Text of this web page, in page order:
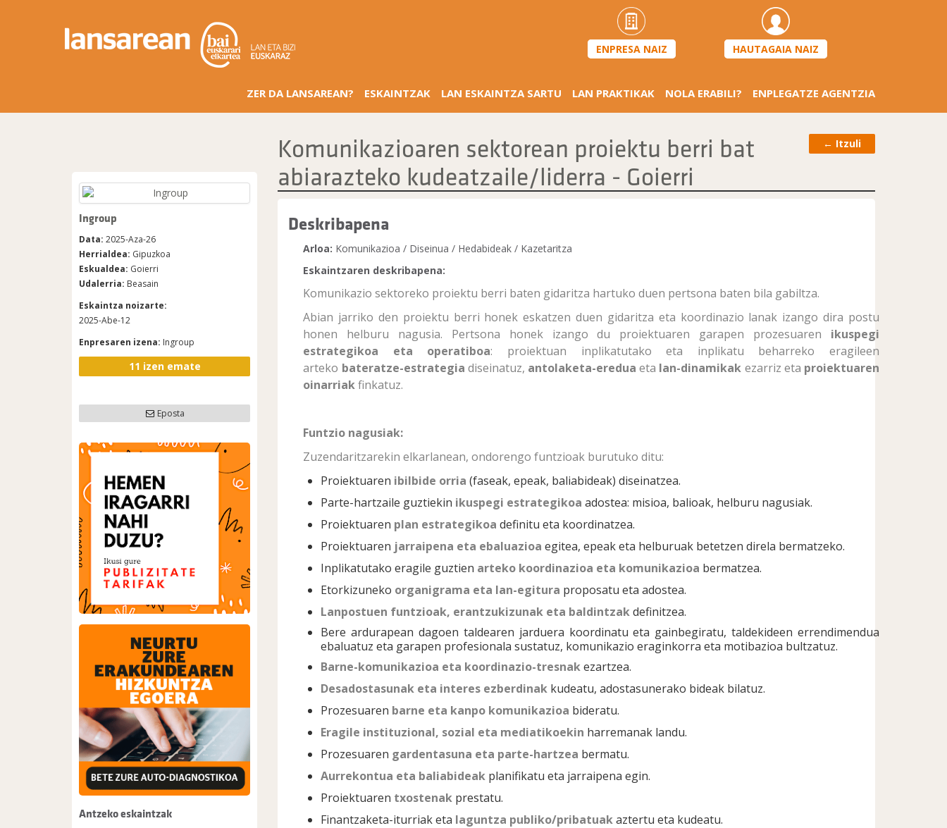
ENPRESA NAIZ HAUTAGAIA NAIZ
ZER DA LANSAREAN? ESKAINTZAK LAN ESKAINTZA SARTU LAN PRAKTIKAK NOLA ERABILI? ENPLEGATZE AGENTZIA
← Itzuli
Komunikazioaren sektorean proiektu berri bat
abiarazteko kudeatzaile/liderra - Goierri
Deskribapena
Arloa: Komunikazioa / Diseinua / Hedabideak / Kazetaritza
Eskaintzaren deskribapena:
Komunikazio sektoreko proiektu berri baten gidaritza hartuko duen pertsona baten bila gabiltza.
Abian jarriko den proiektu berri honek eskatzen duen gidaritza eta koordinazio lanak izango dira postu
honen helburu nagusia. Pertsona honek izango du proiektuaren garapen prozesuaren ikuspegi
estrategikoa eta operatiboa: proiektuan inplikatutako eta inplikatu beharreko eragileen
arteko bateratze-estrategia diseinatuz, antolaketa-eredua eta lan-dinamikak ezarriz eta proiektuaren
oinarriakfinkatuz.
Funtzio nagusiak:
Zuzendaritzarekin elkarlanean, ondorengo funtzioak burutuko ditu:
Proiektuaren ibilbide orria (faseak, epeak, baliabideak) diseinatzea.
Parte-hartzaile guztiekin ikuspegi estrategikoa adostea: misioa, balioak, helburu nagusiak.
Proiektuaren plan estrategikoa definitu eta koordinatzea.
Proiektuaren jarraipena eta ebaluazioa egitea, epeak eta helburuak betetzen direla bermatzeko.
Inplikatutako eragile guztien arteko koordinazioa eta komunikazioa bermatzea.
Etorkizuneko organigrama eta lan-egitura proposatu eta adostea.
Lanpostuen funtzioak, erantzukizunak eta baldintzakdefinitzea.
Bere ardurapean dagoen taldearen jarduera koordinatu eta gainbegiratu, taldekideen errendimendua
ebaluatuz eta garapen profesionala sustatuz, komunikazio eraginkorra eta motibazioa bultzatuz.
Barne-komunikazioa eta koordinazio-tresnakezartzea.
Desadostasunak eta interes ezberdinak kudeatu, adostasunerako bideak bilatuz.
Prozesuaren barne eta kanpo komunikazioa bideratu.
Eragile instituzional, sozial eta mediatikoekin harremanak landu.
Prozesuaren gardentasuna eta parte-hartzea bermatu.
Aurrekontua eta baliabideak planifikatu eta jarraipena egin.
Proiektuaren txostenak prestatu.
Finantzaketa-iturriak eta laguntza publiko/pribatuakaztertu eta kudeatu.
Ingroup
Data: 2025-Aza-26
Herrialdea: Gipuzkoa
Eskualdea: Goierri
Udalerria: Beasain
Eskaintza noizarte:
2025-Abe-12
Enpresaren izena: Ingroup
11 izen emate
Eposta
Antzeko eskaintzak